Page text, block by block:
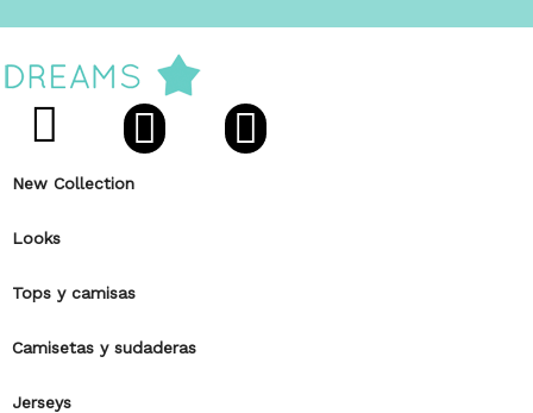
New Collection
Looks
Tops y camisas
Camisetas y sudaderas
Jerseys